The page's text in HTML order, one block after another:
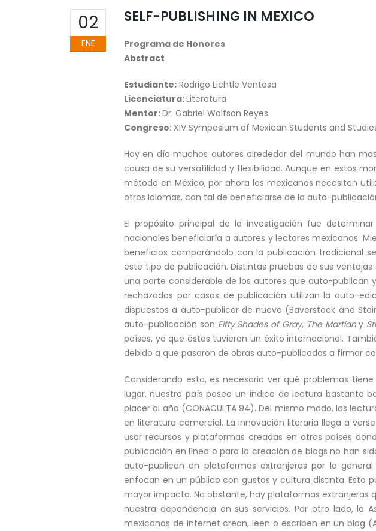
02
ENE
SELF-PUBLISHING IN MEXICO
Programa de Honores
Abstract
Estudiante: Rodrigo Lichtle Ventosa
Licenciatura:Literatura
Mentor:Dr. Gabriel Wolfson Reyes
Congreso: XIV Symposium of Mexican Students and
Hoy en día muchos autores alrededor del mundo han
causa de su versatilidad y flexibilidad. Aunque en estos
método en México, por ahora los mexicanos necesitan
otros idiomas, con tal de beneficiarse de la auto-
El propósito principal de la investigación fue
nacionales beneficiaría a autores y lectores mexicanos.
beneficios comparándolo con la publicación tradicional
este tipo de publicación. Distintas pruebas de sus
una parte considerable de los autores que auto-publican
rechazados por casas de publicación utilizan la auto-
dispuestos a auto-publicar de nuevo (Baverstock and
auto-publicación son Fifty Shades of Gray, The Martiany
países, ya que éstos tuvieron un éxito internacional.
debido a que pasaron de obras auto-publicadas a firmar
Considerando esto, es necesario ver qué problemas
lugar, nuestro país posee un índice de lectura bastante
placer al año (CONACULTA 94). Del mismo modo, las
en literatura comercial. La innovación literaria llega a
usar recursos y plataformas creadas en otros países
publicación en línea o para la creación de blogs no han
auto-publican en plataformas extranjeras por lo
enfocan en un público con gustos y cultura distinta. Esto
mayor impacto. No obstante, hay plataformas extranjeras
nuestra dependencia en sus servicios. Por otro lado, la
mexicanos de internet crean, leen o escriben en un blog